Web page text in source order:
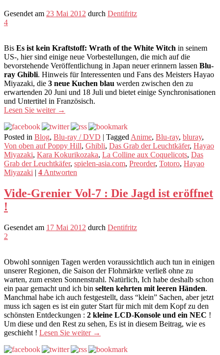
Gesendet am 23 Mai 2012 durch Dentifritz
4
Bis Es ist kein Kraftstoff: Wrath of the White Witch in seinem
US-, hier sind einige neue Vorbestellungen, die mich auf die
bevorstehende Veröffentlichung in Japan neuer erinnern lassen Blu-
ray Ghibli. Hinweis für Interessenten und Fans des Meisters Hayao
Miyazaki, die 3 neue Kuchen blau werden zwischen den zu
erwartenden 20 Juni und 18 Juli und bietet einige Synchronisationen
und Untertitel in Französisch.
Lesen Sie weiter →
Posted in Blog, Blu-ray / DVD TaggedAnime, Blu-ray, bluray,
Von oben auf Poppy Hill, Ghibli, Das Grab der Leuchtkäfer, Hayao
Miyazaki, Kara Kokurikozaka, La Colline aux Coquelicots, Das
Grab der Leuchtkäfer, spielen-asia.com, Preorder, Totoro, Hayao
Miyazaki
4Antworten
Vide-Grenier Vol-7 : Die Jagd ist eröffnet
!
Gesendet am 17 Mai 2012 durch Dentifritz
2
Obwohl sonnigen Tagen werden voraussichtlich auch tun in einigen
unserer Regionen, die Saison der Flohmärkte verließ ohne zu
warten, zum ersten Sonnenstrahl. Natürlich, Ich habe deshalb schon
ein paar gemacht und ich bin selten kehrten mit leeren Händen.
Manchmal habe ich auch festgestellt, dass “klein” Sachen, aber jetzt
muss ich sagen es ist ein guter Start für mich mit dem Kopf zu den
schönsten Entdeckungen : 2 kleine LCD-Konsole und ein NEC !
Um diese und den Rest zu sehen, Es ist in diesem Beitrag, wie es
geschieht ! Lesen Sie weiter →